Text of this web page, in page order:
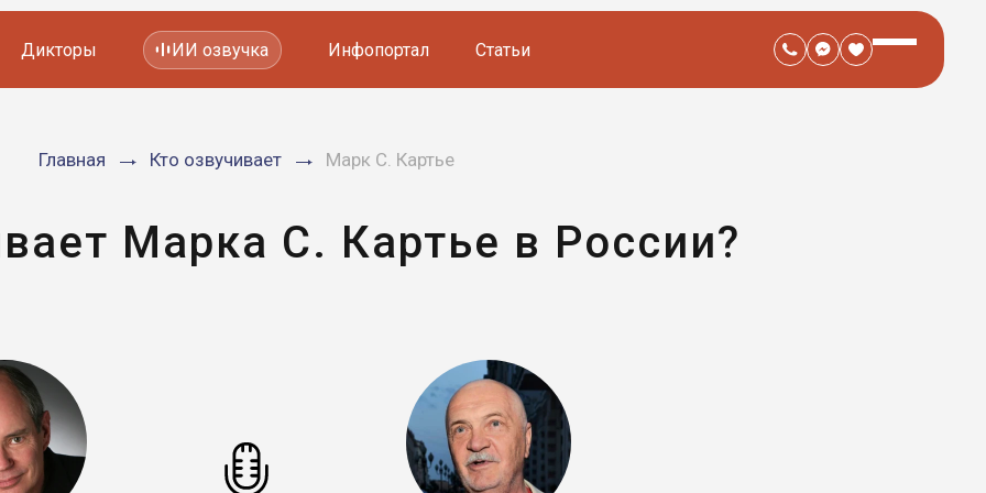
Мультфильмов
Дикторы ИИ озвучка Инфопортал Статьи
Главная Кто озвучивает Марк С. Картье
Марка С. Картье в России?